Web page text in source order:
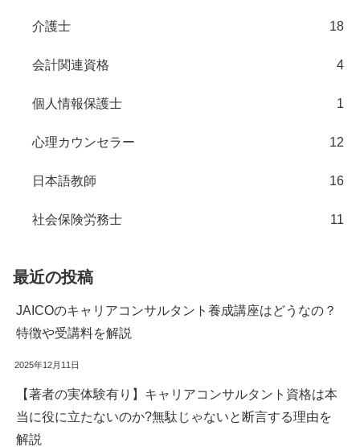
介護士 18
会計関連資格 4
個人情報保護士 1
心理カウンセラー 12
日本語教師 16
社会保険労務士 11
最近の投稿
JAICOのキャリアコンサルタント養成講座はどうなの？
特徴や受講料を解説
2025年12月11日
【著者の実体験有り】キャリアコンサルタント資格は本
当に役に立たないのか?無駄じゃないと断言する理由を
解説